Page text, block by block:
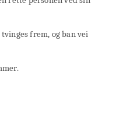
frem, og ban vei